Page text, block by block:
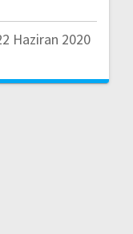
Haziran 2020